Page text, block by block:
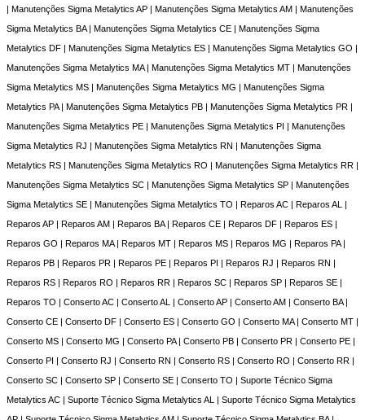
| Manutenções Sigma Metalytics AP | Manutenções Sigma Metalytics AM | Manutenções
Sigma Metalytics BA | Manutenções Sigma Metalytics CE | Manutenções Sigma
Metalytics DF | Manutenções Sigma Metalytics ES | Manutenções Sigma Metalytics GO |
Manutenções Sigma Metalytics MA | Manutenções Sigma Metalytics MT | Manutenções
Sigma Metalytics MS | Manutenções Sigma Metalytics MG | Manutenções Sigma
Metalytics PA | Manutenções Sigma Metalytics PB | Manutenções Sigma Metalytics PR |
Manutenções Sigma Metalytics PE | Manutenções Sigma Metalytics PI | Manutenções
Sigma Metalytics RJ | Manutenções Sigma Metalytics RN | Manutenções Sigma
Metalytics RS | Manutenções Sigma Metalytics RO | Manutenções Sigma Metalytics RR |
Manutenções Sigma Metalytics SC | Manutenções Sigma Metalytics SP | Manutenções
Sigma Metalytics SE | Manutenções Sigma Metalytics TO | Reparos AC | Reparos AL |
Reparos AP | Reparos AM | Reparos BA | Reparos CE | Reparos DF | Reparos ES |
Reparos GO | Reparos MA | Reparos MT | Reparos MS | Reparos MG | Reparos PA |
Reparos PB | Reparos PR | Reparos PE | Reparos PI | Reparos RJ | Reparos RN |
Reparos RS | Reparos RO | Reparos RR | Reparos SC | Reparos SP | Reparos SE |
Reparos TO | Conserto AC | Conserto AL | Conserto AP | Conserto AM | Conserto BA |
Conserto CE | Conserto DF | Conserto ES | Conserto GO | Conserto MA | Conserto MT |
Conserto MS | Conserto MG | Conserto PA | Conserto PB | Conserto PR | Conserto PE |
Conserto PI | Conserto RJ | Conserto RN | Conserto RS | Conserto RO | Conserto RR |
Conserto SC | Conserto SP | Conserto SE | Conserto TO | Suporte Técnico Sigma
Metalytics AC | Suporte Técnico Sigma Metalytics AL | Suporte Técnico Sigma Metalytics